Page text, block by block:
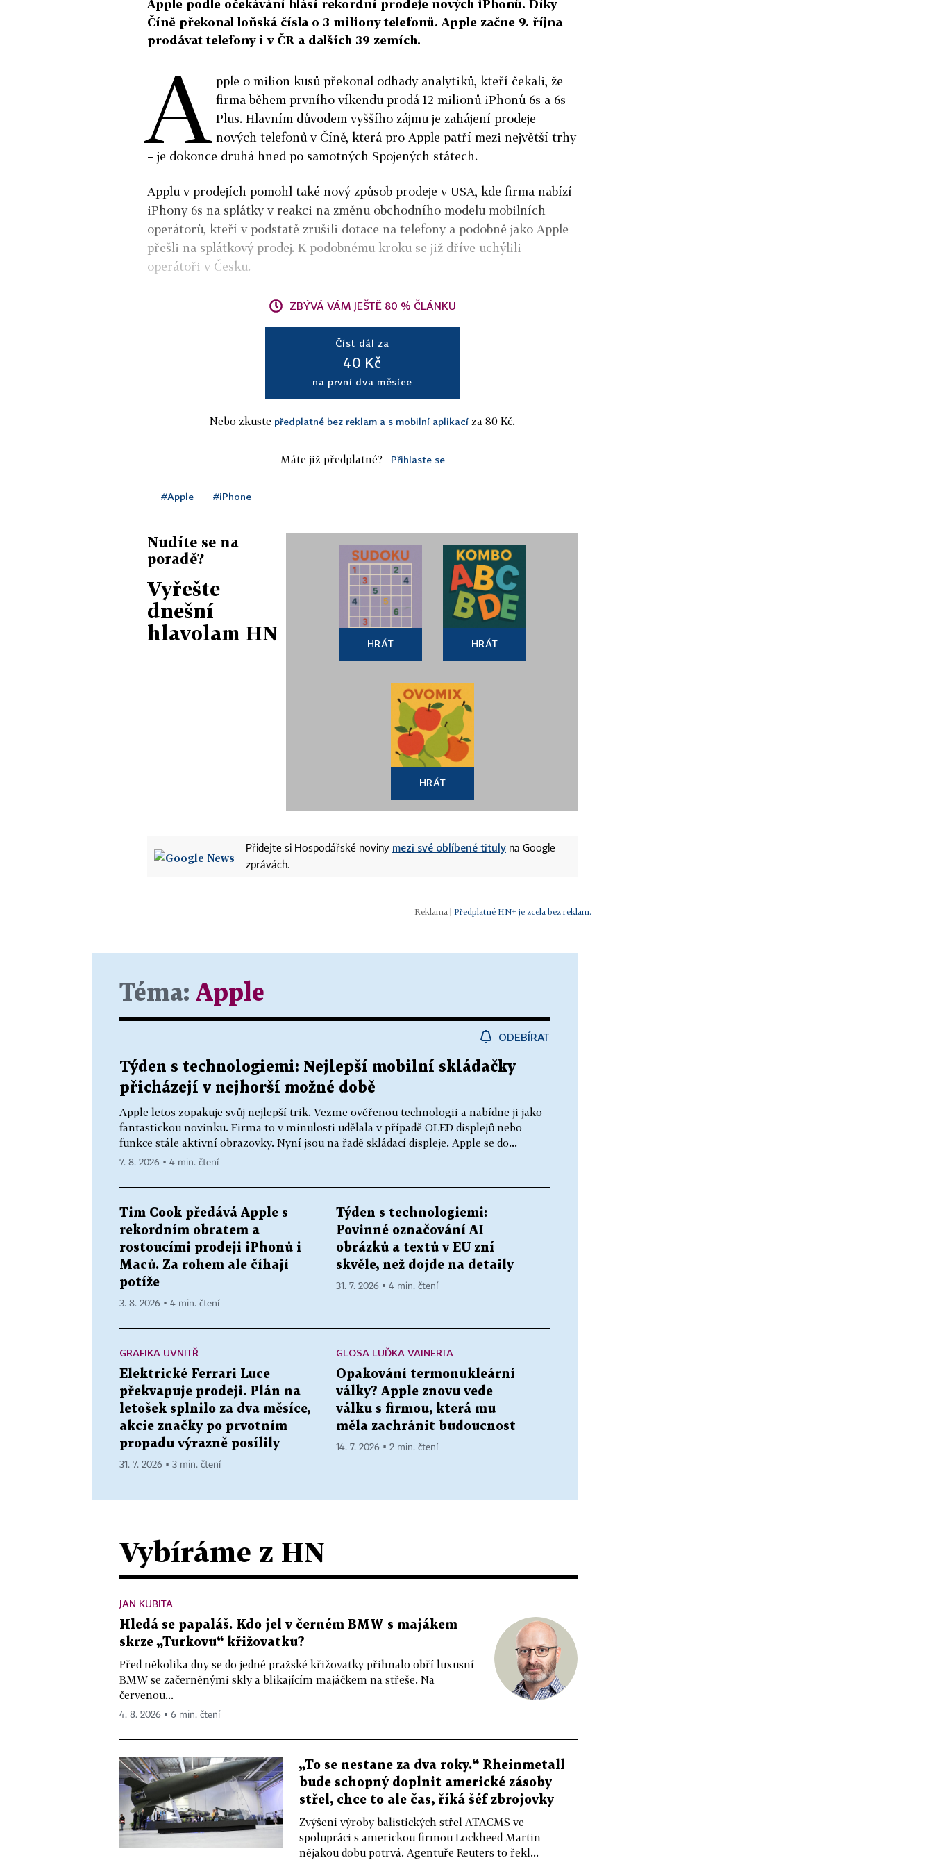
Apple podle očekávání hlásí rekordní prodeje nových iPhonů. Díky
Číně překonal loňská čísla o 3 miliony telefonů. Apple začne 9. října
prodávat telefony i v ČR a dalších 39 zemích.
A pple o milion kusů překonal odhady analytiků, kteří čekali, že
firma během prvního víkendu prodá 12 milionů iPhonů 6s a 6s
Plus. Hlavním důvodem vyššího zájmu je zahájení prodeje
nových telefonů v Číně, která pro Apple patří mezi největší trhy
– je dokonce druhá hned po samotných Spojených státech.
Applu v prodejích pomohl také nový způsob prodeje v USA, kde firma nabízí
iPhony 6s na splátky v reakci na změnu obchodního modelu mobilních
operátorů, kteří v podstatě zrušili dotace na telefony a podobně jako Apple
přešli na splátkový prodej. K podobnému kroku se již dříve uchýlili
operátoři v Česku.
ZBÝVÁ VÁM JEŠTĚ 80 % ČLÁNKU
Číst dál za
40 Kč
na první dva měsíce
Nebo zkuste předplatné bez reklam a s mobilní aplikací za 80 Kč.
Máte již předplatné? Přihlaste se
#Apple #iPhone
Nudíte se na
poradě?
Vyřešte
dnešní
hlavolam HN
HRÁT HRÁT
HRÁT
Přidejte si Hospodářské noviny mezi své oblíbené tituly na Google
zprávách.
| Předplatné HN+ je zcela bez reklam.
Téma: Apple
ODEBÍRAT
Týden s technologiemi: Nejlepší mobilní skládačky
přicházejí v nejhorší možné době
Apple letos zopakuje svůj nejlepší trik. Vezme ověřenou technologii a nabídne ji jako
fantastickou novinku. Firma to v minulosti udělala v případě OLED displejů nebo
funkce stále aktivní obrazovky. Nyní jsou na řadě skládací displeje. Apple se do...
7. 8. 2026 ▪ 4 min. čtení
Tim Cook předává Apple s
rekordním obratem a
rostoucími prodeji iPhonů i
Maců. Za rohem ale číhají
potíže
3. 8. 2026 ▪ 4 min. čtení
Týden s technologiemi:
Povinné označování AI
obrázků a textů v EU zní
skvěle, než dojde na detaily
31. 7. 2026 ▪ 4 min. čtení
GRAFIKA UVNITŘ
Elektrické Ferrari Luce
překvapuje prodeji. Plán na
letošek splnilo za dva měsíce,
akcie značky po prvotním
propadu výrazně posílily
31. 7. 2026 ▪ 3 min. čtení
GLOSA LUĎKA VAINERTA
Opakování termonukleární
války? Apple znovu vede
válku s firmou, která mu
měla zachránit budoucnost
14. 7. 2026 ▪ 2 min. čtení
Vybíráme z HN
JAN KUBITA
Hledá se papaláš. Kdo jel v černém BMW s majákem
skrze „Turkovu“ křižovatku?
Před několika dny se do jedné pražské křižovatky přihnalo obří luxusní
BMW se začerněnými skly a blikajícím majáčkem na střeše. Na
červenou...
4. 8. 2026 ▪ 6 min. čtení
„To se nestane za dva roky.“ Rheinmetall
bude schopný doplnit americké zásoby
střel, chce to ale čas, říká šéf zbrojovky
Zvýšení výroby balistických střel ATACMS ve
spolupráci s americkou firmou Lockheed Martin
nějakou dobu potrvá. Agentuře Reuters to řekl...